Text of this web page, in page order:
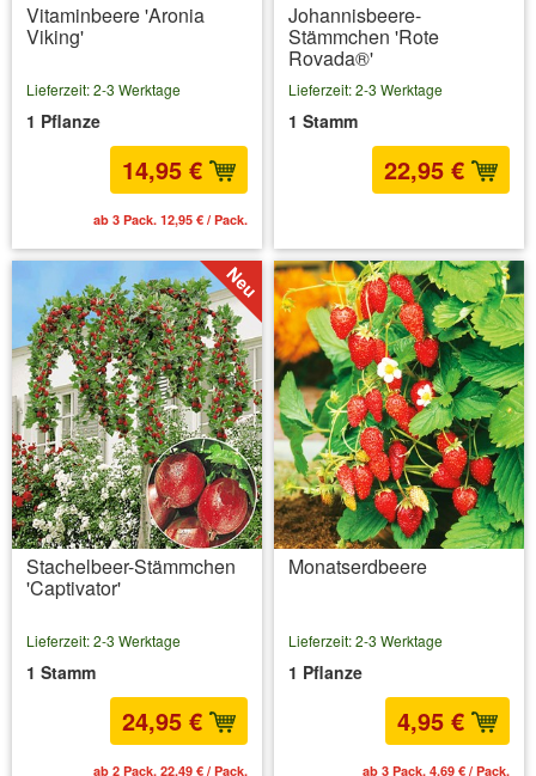
Vitaminbeere 'Aronia
Viking'
Lieferzeit: 2-3 Werktage
1 Pflanze
14,95 €
ab 3 Pack. 12,95 € / Pack.
Johannisbeere-
Stämmchen 'Rote
Rovada®'
Lieferzeit: 2-3 Werktage
1 Stamm
22,95 €
Stachelbeer-Stämmchen
'Captivator'
Lieferzeit: 2-3 Werktage
1 Stamm
24,95 €
ab 2 Pack. 22,49 € / Pack.
Monatserdbeere
Lieferzeit: 2-3 Werktage
1 Pflanze
4,95 €
ab 3 Pack. 4,69 € / Pack.